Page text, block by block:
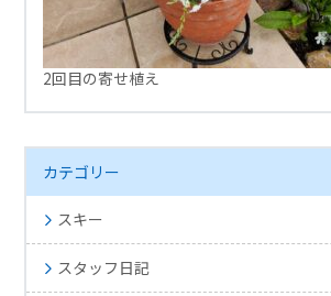
2回目の寄せ植え
カテゴリー
スキー
スタッフ日記